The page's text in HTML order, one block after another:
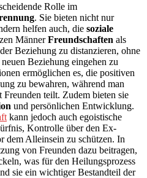
Rolle im
. Sie bieten nicht nur
helfen auch, die soziale
MännerFreundschaften als
Beziehung zu distanzieren, ohne
Beziehung eingehen zu
ermöglichen es, die positiven
zu bewahren, während man
teilt. Zudem bieten sie
und persönlichen Entwicklung.
kann jedoch auch egoistische
Kontrolle über den Ex-
dem Alleinsein zu schützen. In
von Freunden dazu beitragen,
was für den Heilungsprozess
sie ein wichtiger Bestandteil der